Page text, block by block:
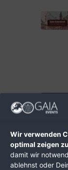
Wir verwenden
optimal zeigen
damit wir
ablehnst oder